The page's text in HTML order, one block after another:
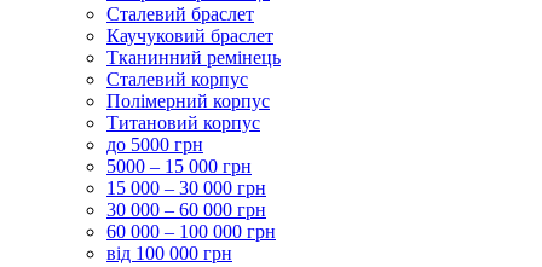
Сталевий браслет
Каучуковий браслет
Тканинний ремінець
Сталевий корпус
Полімерний корпус
Титановий корпус
до 5000 грн
5000 – 15 000 грн
15 000 – 30 000 грн
30 000 – 60 000 грн
60 000 – 100 000 грн
від 100 000 грн